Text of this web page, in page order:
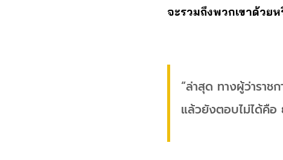
จะรวมถึงพวกเขาด้วยห
“ล่าสุด ทางผู้ว่าราช
แล้วยังตอบไม่ได้คือ